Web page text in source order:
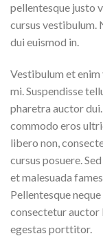
pellentesque justo
cursus vestibulum.
dui euismod in.
Vestibulum et enim
mi. Suspendisse
pharetra auctor dui.
commodo eros
libero non,
cursus posuere.
et malesuada
Pellentesque
consectetur auctor
egestas porttitor.